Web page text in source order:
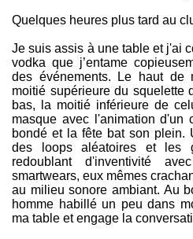
Quelques heures plus tard au
Je suis assis à une table et j'ai
vodka que j’entame
des événements. Le haut de
moitié supérieure du squelette
bas, la moitié inférieure de
masque avec l'animation d'un
bondé et la fête bat son plein.
des loops aléatoires et les
redoublant d'inventivité
smartwears, eux mêmes
au milieu sonore ambiant. Au
homme habillé un peu dans
ma table et engage la